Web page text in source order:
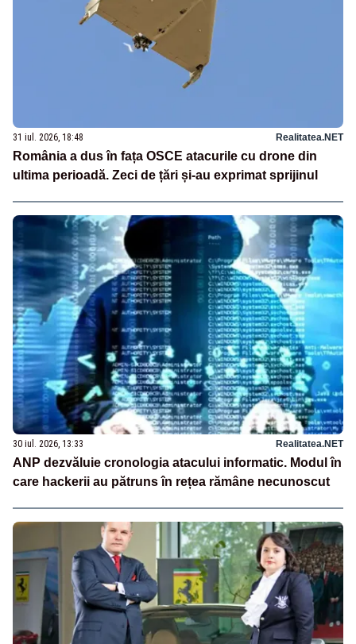
31 iul. 2026, 18:48 Realitatea.NET
România a dus în fața OSCE atacurile cu drone din
ultima perioadă. Zeci de țări și-au exprimat sprijinul
30 iul. 2026, 13:33 Realitatea.NET
ANP dezvăluie cronologia atacului informatic. Modul în
care hackerii au pătruns în rețea rămâne necunoscut